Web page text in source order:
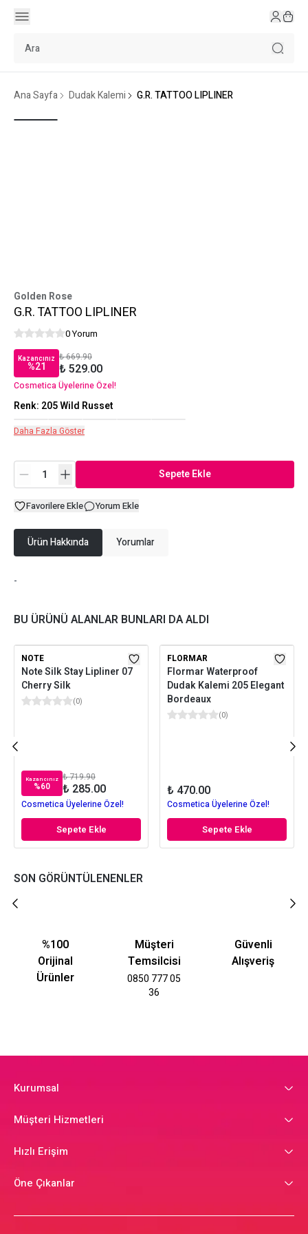
Ana Sayfa Dudak Kalemi G.R. TATTOO LIPLINER
Golden Rose
G.R. TATTOO LIPLINER
0 Yorum
Kazancınız
%21
₺ 669.90
₺ 529.00
Cosmetica Üyelerine Özel!
Renk: 205 Wild Russet
Daha Fazla Göster
Sepete Ekle
Favorilere Ekle Yorum Ekle
Ürün Hakkında Yorumlar
-
BU ÜRÜNÜ ALANLAR BUNLARI DA ALDI
NOTE
Note Silk Stay Lipliner 07
Cherry Silk
(0)
Kazancınız
%60
₺ 719.90
₺ 285.00
Cosmetica Üyelerine Özel!
Sepete Ekle
FLORMAR
Flormar Waterproof
Dudak Kalemi 205 Elegant
Bordeaux
(0)
₺ 470.00
Cosmetica Üyelerine Özel!
Sepete Ekle
SON GÖRÜNTÜLENENLER
%100
Orijinal
Ürünler
Müşteri
Temsilcisi
0850 777 05
36
Güvenli
Alışveriş
Kurumsal
Müşteri Hizmetleri
Hızlı Erişim
Öne Çıkanlar